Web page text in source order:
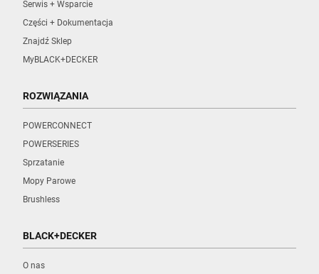
Serwis + Wsparcie
Części + Dokumentacja
Znajdź Sklep
MyBLACK+DECKER
ROZWIĄZANIA
POWERCONNECT
POWERSERIES
Sprzatanie
Mopy Parowe
Brushless
BLACK+DECKER
O nas